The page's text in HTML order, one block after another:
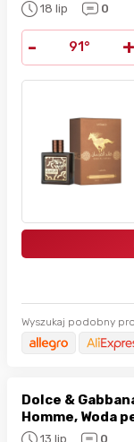
18 lip 0
- 91° +
Wyszukaj podobny
Dolce &
Homme, Woda
mężczyzn
13 lip 0